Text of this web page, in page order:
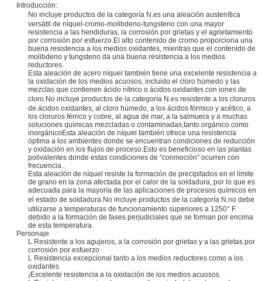
Introducción:
No incluye productos de la categoría N.es una aleación austenítica
versátil de níquel-cromo-molibdeno-tungsteno con una mayor
resistencia a las hendiduras, la corrosión por grietas y el agrietamiento
por corrosión por esfuerzo.El alto contenido de cromo proporciona una
buena resistencia a los medios oxidantes, mientras que el contenido de
molibdeno y tungsteno da una buena resistencia a los medios
reductores.
Esta aleación de acero níquel también tiene una excelente resistencia a
la oxidación de los medios acuosos, incluido el cloro húmedo y las
mezclas que contienen ácido nítrico o ácidos oxidantes con iones de
cloro.No incluye productos de la categoría N.es resistente a los cloruros
de ácidos oxidantes, al cloro húmedo, a los ácidos fórmico y acético, a
los cloruros férrico y cobre, al agua de mar, a la salmuera y a muchas
soluciones químicas mezcladas o contaminadas,tanto orgánico como
inorgánicoEsta aleación de níquel también ofrece una resistencia
óptima a los ambientes donde se encuentran condiciones de reducción
y oxidación en los flujos de proceso.Esto es beneficioso en las plantas
polivalentes donde estas condiciones de "conmoción" ocurren con
frecuencia..
Esta aleación de níquel resiste la formación de precipitados en el límite
de grano en la zona afectada por el calor de la soldadura, por lo que es
adecuada para la mayoría de las aplicaciones de procesos químicos en
el estado de soldadura.No incluye productos de la categoría N.no debe
utilizarse a temperaturas de funcionamiento superiores a 1250° F
debido a la formación de fases perjudiciales que se forman por encima
de esta temperatura.
Personaje
L Resistente a los agujeros, a la corrosión por grietas y a las grietas por
corrosión por esfuerzo
L Resistencia excepcional tanto a los medios reductores como a los
oxidantes
¡Excelente resistencia a la oxidación de los medios acuosos